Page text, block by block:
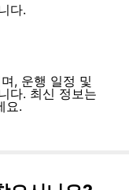
다.
, 운행 일정 및
다. 최신 정보는
요.